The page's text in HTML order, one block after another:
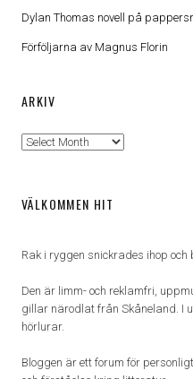
Dylan Thomas novell på
Förföljarna av Magnus Florin
ARKIV
Arkiv
VÄLKOMMEN HIT
Rak i ryggen snickrades ihop
Den är limm- och reklamfri,
gillar närodlat från Skåneland. I
hörlurar.
Bloggen är ett forum för